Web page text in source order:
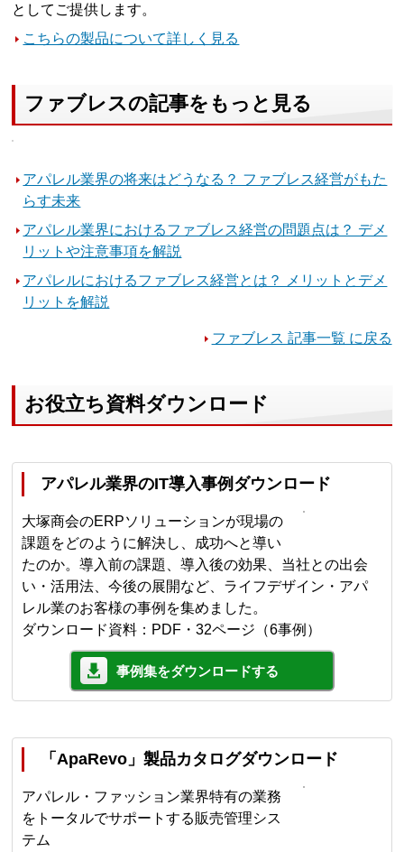
としてご提供します。
こちらの製品について詳しく見る
ファブレスの記事をもっと見る
アパレル業界の将来はどうなる？ ファブレス経営がもた
らす未来
アパレル業界におけるファブレス経営の問題点は？ デメ
リットや注意事項を解説
アパレルにおけるファブレス経営とは？ メリットとデメ
リットを解説
ファブレス 記事一覧 に戻る
お役立ち資料ダウンロード
アパレル業界のIT導入事例ダウンロード
大塚商会のERPソリューションが現場の
課題をどのように解決し、成功へと導い
たのか。導入前の課題、導入後の効果、当社との出会
い・活用法、今後の展開など、ライフデザイン・アパ
レル業のお客様の事例を集めました。
ダウンロード資料：PDF・32ページ（6事例）
事例集をダウンロードする
「ApaRevo」製品カタログダウンロード
アパレル・ファッション業界特有の業務
をトータルでサポートする販売管理シス
テム